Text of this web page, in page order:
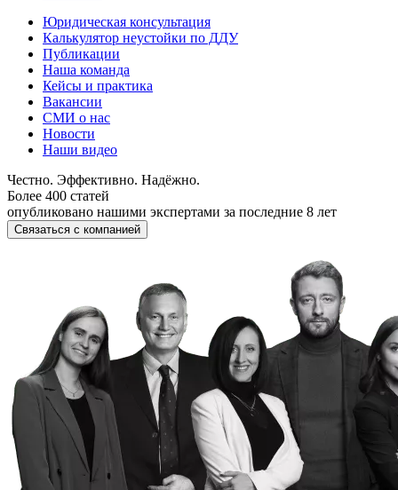
Юридическая консультация
Калькулятор неустойки по ДДУ
Публикации
Наша команда
Кейсы и практика
Вакансии
СМИ о нас
Новости
Наши видео
Честно. Эффективно. Надёжно.
Более 400 статей
опубликовано нашими экспертами за последние 8 лет
Связаться с компанией